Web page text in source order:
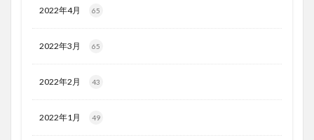
2022年4月 65
2022年3月 65
2022年2月 43
2022年1月 49